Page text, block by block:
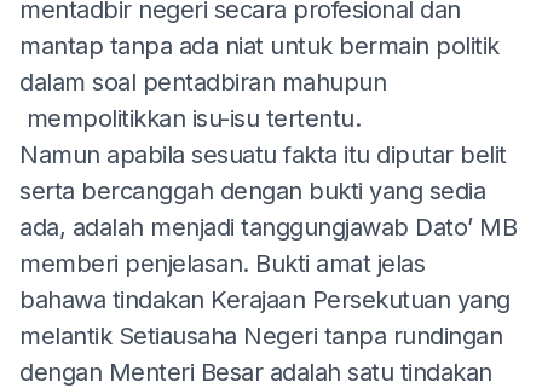
mentadbir negeri secara profesional dan
mantap tanpa ada niat untuk bermain politik
dalam soal pentadbiran mahupun
mempolitikkan isu-isu tertentu.
Namun apabila sesuatu fakta itu diputar belit
serta bercanggah dengan bukti yang sedia
ada, adalah menjadi tanggungjawab Dato’ MB
memberi penjelasan. Bukti amat jelas
bahawa tindakan Kerajaan Persekutuan yang
melantik Setiausaha Negeri tanpa rundingan
dengan Menteri Besar adalah satu tindakan